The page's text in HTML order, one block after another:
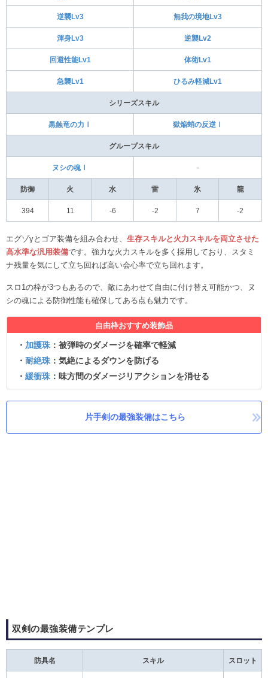
逆襲Lv3 無我の境地Lv3
渾身Lv3 逆襲Lv2
回避性能Lv1 体術Lv1
急襲Lv1 ひるみ軽減Lv1
シリーズスキル
黒蝕竜の力Ⅰ 獄焔蛸の反逆Ⅰ
グループスキル
ヌシの魂Ⅰ ‐
防御 火 水 雷 氷 龍
394 11 -6 -2 7 -2
エグゾγとゴア装備を組み合わせ、 生存スキルと火力スキルを両立させた
高水準な汎用装備です。強力な火力スキルを多く採用しており、スタミ
ナ残量を気にして立ち回れば高い会心率で立ち回れます。
スロ1の枠が3つもあるので、敵にあわせて自由に付け替え可能かつ、ヌ
シの魂による防御性能も確保してある点も魅力です。
自由枠おすすめ装飾品
・ 加護珠 ：被弾時のダメージを確率で軽減
・耐絶珠 ：気絶によるダウンを防げる
・緩衝珠 ：味方間のダメージリアクションを消せる
片手剣の最強装備はこちら
双剣の最強装備テンプレ
防具名 スキル スロット